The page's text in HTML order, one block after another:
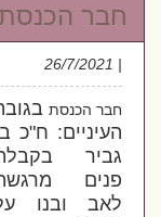
הכנסת בן
הכנסת בגובה
ח"כ בן
בקבלת
מרגשת
ובנו על